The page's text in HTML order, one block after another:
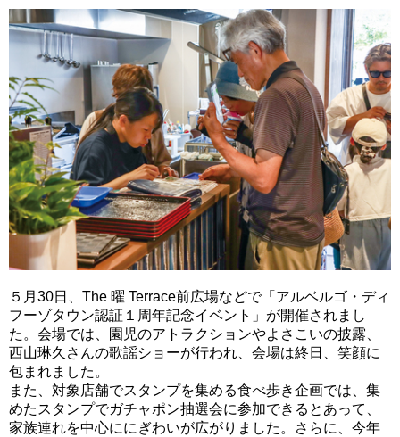
５月30日、The 曜 Terrace前広場などで「アルベルゴ・ディ
フーゾタウン認証１周年記念イベント」が開催されまし
た。会場では、園児のアトラクションやよさこいの披露、
西山琳久さんの歌謡ショーが行われ、会場は終日、笑顔に
包まれました。
また、対象店舗でスタンプを集める食べ歩き企画では、集
めたスタンプでガチャポン抽選会に参加できるとあって、
家族連れを中心ににぎわいが広がりました。さらに、今年